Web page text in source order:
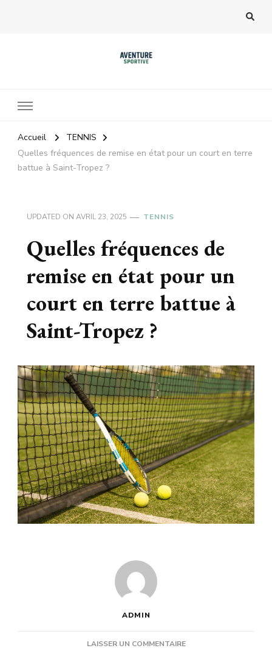
Accueil
TENNIS
Quelles fréquences de remise en état pour un court en terre
battue à Saint-Tropez ?
UPDATED ON AVRIL 23, 2025 TENNIS
Quelles fréquences de
remise en état pour un
court en terre battue à
Saint-Tropez ?
ADMIN
LAISSER UN COMMENTAIRESUR